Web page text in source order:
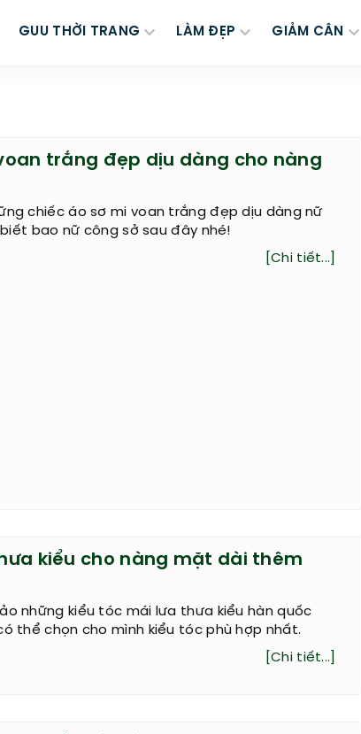
GUU THỜI TRANG LÀM ĐẸP GIẢM CÂN
trắng đẹp dịu dàng cho nàng
chiếc áo sơ mi voan trắng đẹp dịu dàng nữ
bao nữ công sở sau đây nhé!
[Chi tiết...]
kiểu cho nàng mặt dài thêm
những kiểu tóc mái lưa thưa kiểu hàn quốc
thể chọn cho mình kiểu tóc phù hợp nhất.
[Chi tiết...]